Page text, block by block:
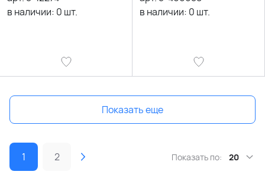
в наличии: 0 шт.
в наличии: 0 шт.
Показать еще
1 2 Показать по: 20